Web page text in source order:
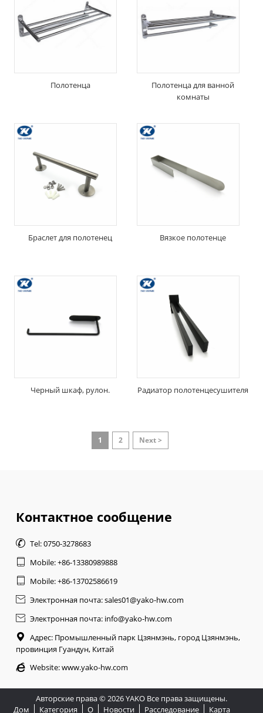
Полотенца
Полотенца для ванной
комнаты
Браслет для полотенец Вязкое полотенце
Черный шкаф, рулон. Радиатор полотенцесушителя
1 2 Next >
Контактное сообщение
 Tel: 0750-3278683
 Mobile: +86-13380989888
 Mobile: +86-13702586619
 Электронная почта: sales01@yako-hw.com
 Электронная почта: info@yako-hw.com

Адрес: Промышленный парк Цзянмэнь, город Цзянмэнь,
провинция Гуандун, Китай
 Website:www.yako-hw.com
Авторские права © 2026 YAKO Все права защищены.
Дом
Категория О Новости Расследование Карта